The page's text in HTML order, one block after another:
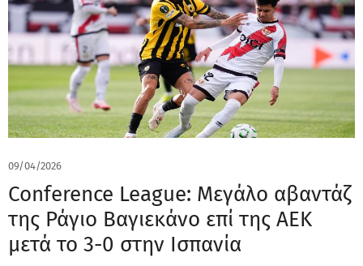
09/04/2026
Conference League: Μεγάλο αβαντάζ
της Ράγιο Βαγιεκάνο επί της ΑΕΚ
μετά το 3-0 στην Ισπανία